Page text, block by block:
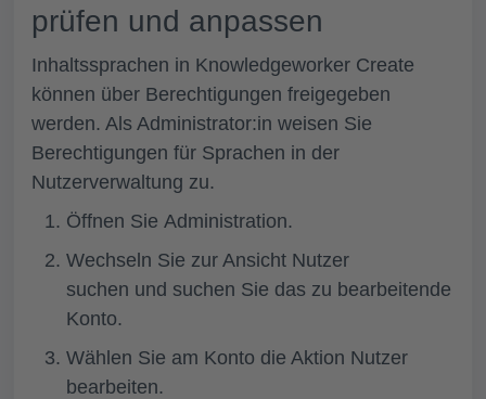
prüfen und anpassen
Inhaltssprachen in Knowledgeworker Create
können über Berechtigungen freigegeben
werden. Als Administrator:in weisen Sie
Berechtigungen für Sprachen in der
Nutzerverwaltung zu.
Öffnen Sie Administration.
Wechseln Sie zur Ansicht Nutzer
suchen und suchen Sie das zu bearbeitende
Konto.
Wählen Sie am Konto die Aktion Nutzer
bearbeiten.